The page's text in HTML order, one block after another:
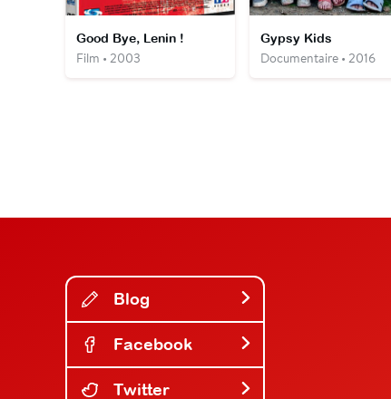
Good Bye, Lenin !
Film • 2003
Gypsy Kids
Documentaire • 2016
Blog
Facebook
Twitter